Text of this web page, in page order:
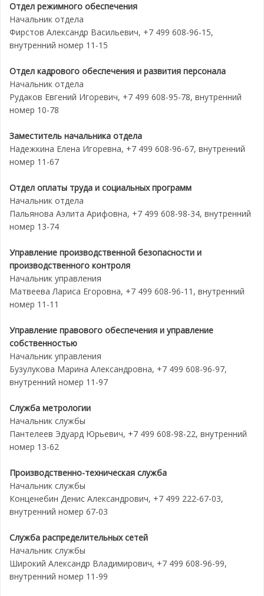
Отдел режимного обеспечения
Начальник отдела
Фирстов Александр Васильевич, +7 499 608-96-15,
внутренний номер 11-15
Отдел кадрового обеспечения и развития персонала
Начальник отдела
Рудаков Евгений Игоревич, +7 499 608-95-78, внутренний
номер 10-78
Заместитель начальника отдела
Надежкина Елена Игоревна, +7 499 608-96-67, внутренний
номер 11-67
Отдел оплаты труда и социальных программ
Начальник отдела
Пальянова Аэлита Арифовна, +7 499 608-98-34, внутренний
номер 13-74
Управление производственной безопасности и
производственного контроля
Начальник управления
Матвеева Лариса Егоровна, +7 499 608-96-11, внутренний
номер 11-11
Управление правового обеспечения и управление
собственностью
Начальник управления
Бузулукова Марина Александровна, +7 499 608-96-97,
внутренний номер 11-97
Служба метрологии
Начальник службы
Пантелеев Эдуард Юрьевич, +7 499 608-98-22, внутренний
номер 13-62
Производственно-техническая служба
Начальник службы
Конценебин Денис Александрович, +7 499 222-67-03,
внутренний номер 67-03
Служба распределительных сетей
Начальник службы
Широкий Александр Владимирович, +7 499 608-96-99,
внутренний номер 11-99